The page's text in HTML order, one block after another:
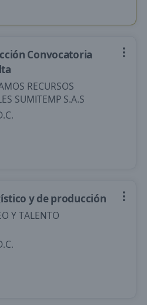
Convocatoria
RECURSOS
SUMITEMP S.A.S
y de producción
Y TALENTO